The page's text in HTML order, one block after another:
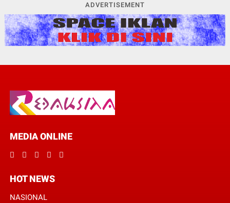
ADVERTISEMENT
MEDIA ONLINE
HOT NEWS
NASIONAL